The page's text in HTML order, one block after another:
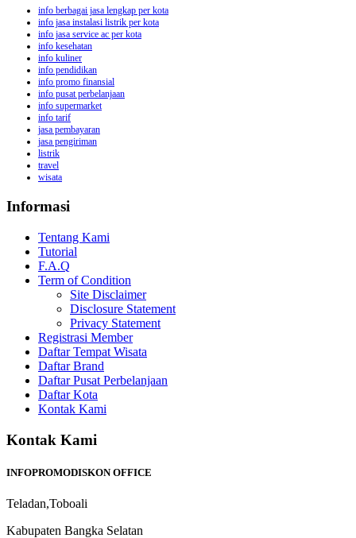
info berbagai jasa lengkap per kota
info jasa instalasi listrik per kota
info jasa service ac per kota
info kesehatan
info kuliner
info pendidikan
info promo finansial
info pusat perbelanjaan
info supermarket
info tarif
jasa pembayaran
jasa pengiriman
listrik
travel
wisata
Informasi
Tentang Kami
Tutorial
F.A.Q
Term of Condition
Site Disclaimer
Disclosure Statement
Privacy Statement
Registrasi Member
Daftar Tempat Wisata
Daftar Brand
Daftar Pusat Perbelanjaan
Daftar Kota
Kontak Kami
Kontak Kami
INFOPROMODISKON OFFICE
Teladan,Toboali
Kabupaten Bangka Selatan